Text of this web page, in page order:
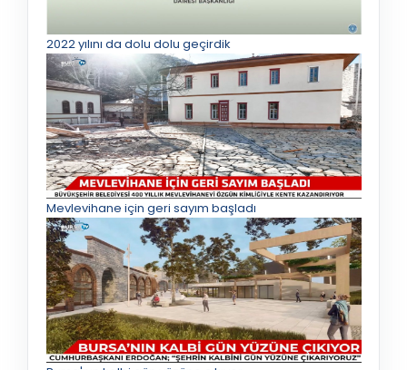
2022 yılını da dolu dolu geçirdik
Mevlevihane için geri sayım başladı